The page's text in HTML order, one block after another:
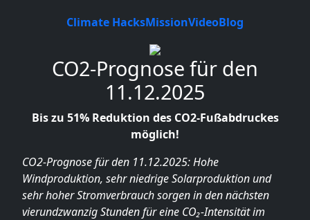
Climate HacksMissionVideoBlog
CO2-Prognose für den
11.12.2025
Bis zu 51% Reduktion des CO2-Fußabdruckes
möglich!
CO2-Prognose für den 11.12.2025: Hohe
Windproduktion, sehr niedrige Solarproduktion und
sehr hoher Stromverbrauch sorgen in den nächsten
vierundzwanzig Stunden für eine CO₂-Intensität im